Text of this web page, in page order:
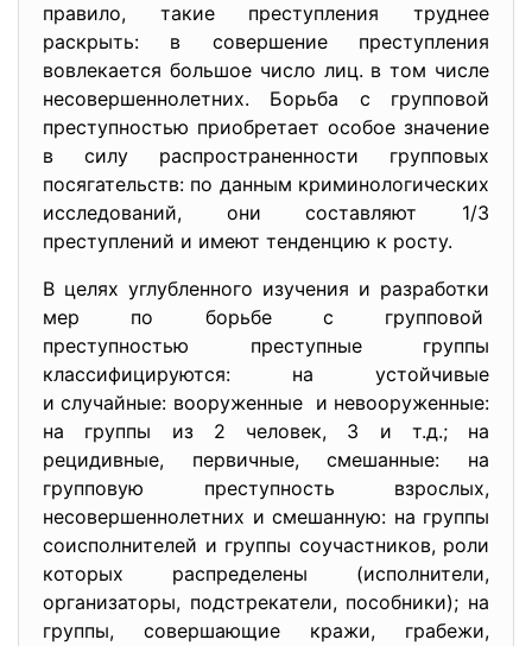
правило, такие преступления труднее
раскрыть: в совершение преступления
вовлекается большое число лиц. в том числе
несовершеннолетних. Борьба с групповой
преступностью приобретает особое значение
в силу распространенности групповых
посягательств: по данным криминологических
исследований, они составляют 1/3
преступлений и имеют тенденцию к росту.
В целях углубленного изучения и разработки
мер по борьбе с групповой
преступностью преступные группы
классифицируются: на устойчивые
и случайные: вооруженные и невооруженные:
на группы из 2 человек, 3 и т.д.; на
рецидивные, первичные, смешанные: на
групповую преступность взрослых,
несовершеннолетних и смешанную: на группы
соисполнителей и группы соучастников, роли
которых распределены (исполнители,
организаторы, подстрекатели, пособники); на
группы, совершающие кражи, грабежи,